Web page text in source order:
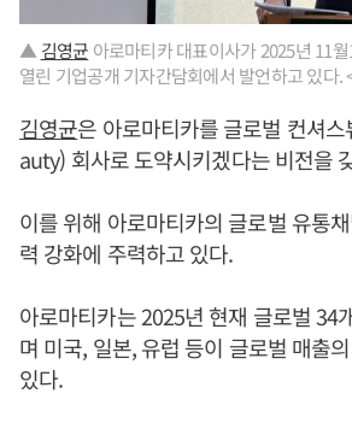
▲ 김영균 아로마티카 대표이사가 2025년 11
열린 기업공개 기자간담회에서 발언하고 있다.
김영균은 아로마티카를 글로벌 컨셔
auty) 회사로 도약시키겠다는 비전을
이를 위해 아로마티카의 글로벌 유통
력 강화에 주력하고 있다.
아로마티카는 2025년 현재 글로벌 34
며 미국, 일본, 유럽 등이 글로벌 매출
있다.